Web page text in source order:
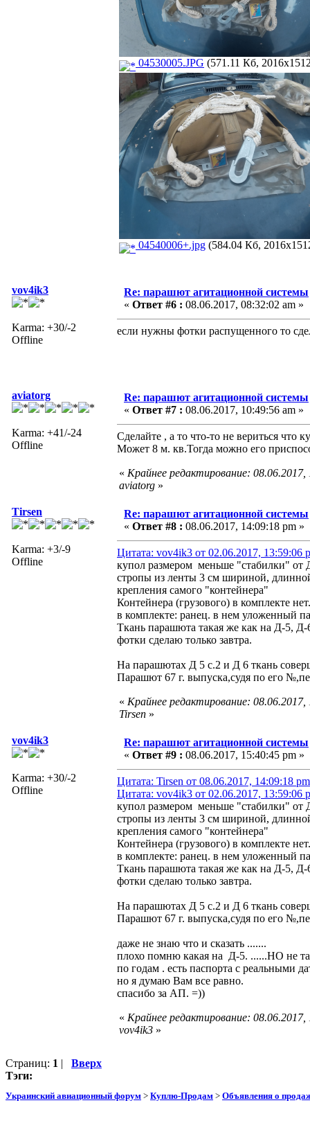
04530005.JPG (571.11 Кб,
04540006+.jpg (584.04 Кб,
vov4ik3
Karma: +30/-2
Offline
Re: парашют агитационной системы
« Ответ #6 : 08.06.2017, 08:32:02 am »
если нужны фотки распущенного то
aviatorg
Karma: +41/-24
Offline
Re: парашют агитационной системы
« Ответ #7 : 08.06.2017, 10:49:56 am »
Сделайте , а то что-то не вериться что
Может 8 м. кв.Тогда можно его
« Крайнее редактирование:
aviatorg »
Tirsen
Karma: +3/-9
Offline
Re: парашют агитационной системы
« Ответ #8 : 08.06.2017, 14:09:18 pm »
Цитата: vov4ik3 от 02.06.2017, 13:59:06
купол размером меньше "стабилки" от
стропы из ленты 3 см шириной,
крепления самого "контейнера"
Контейнера (грузового) в комплекте нет.
в комплекте: ранец. в нем уложенный
Ткань парашюта такая же как на Д-5, Д-
фотки сделаю только завтра.
На парашютах Д 5 с.2 и Д 6 ткань
Парашют 67 г. выпуска,судя по его
« Крайнее редактирование:
Tirsen »
vov4ik3
Karma: +30/-2
Offline
Re: парашют агитационной системы
« Ответ #9 : 08.06.2017, 15:40:45 pm »
Цитата: Tirsen от 08.06.2017, 14:09:18 pm
Цитата: vov4ik3 от 02.06.2017, 13:59:06
купол размером меньше "стабилки" от
стропы из ленты 3 см шириной,
крепления самого "контейнера"
Контейнера (грузового) в комплекте нет.
в комплекте: ранец. в нем уложенный
Ткань парашюта такая же как на Д-5, Д-
фотки сделаю только завтра.
На парашютах Д 5 с.2 и Д 6 ткань
Парашют 67 г. выпуска,судя по его
даже не знаю что и сказать .......
плохо помню какая на Д-5. ......НО не
по годам . есть паспорта с реальными
но я думаю Вам все равно.
спасибо за АП. =))
« Крайнее редактирование:
vov4ik3 »
Страниц: 1 | Вверх
Тэги:
Украинский авиационный форум > Куплю-Продам > Объявления о